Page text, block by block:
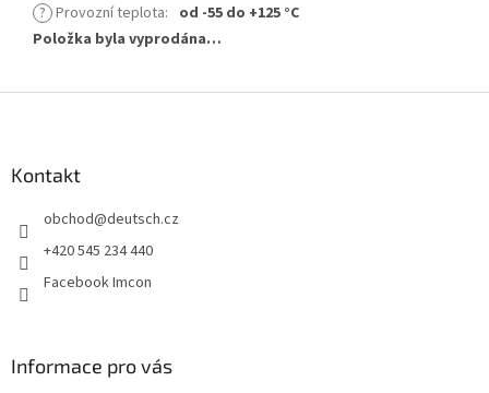
? Provozní teplota: od -55 do +125 °C
Položka byla vyprodána…
Kontakt
obchod@deutsch.cz
+420 545 234 440
Facebook Imcon
Informace pro vás